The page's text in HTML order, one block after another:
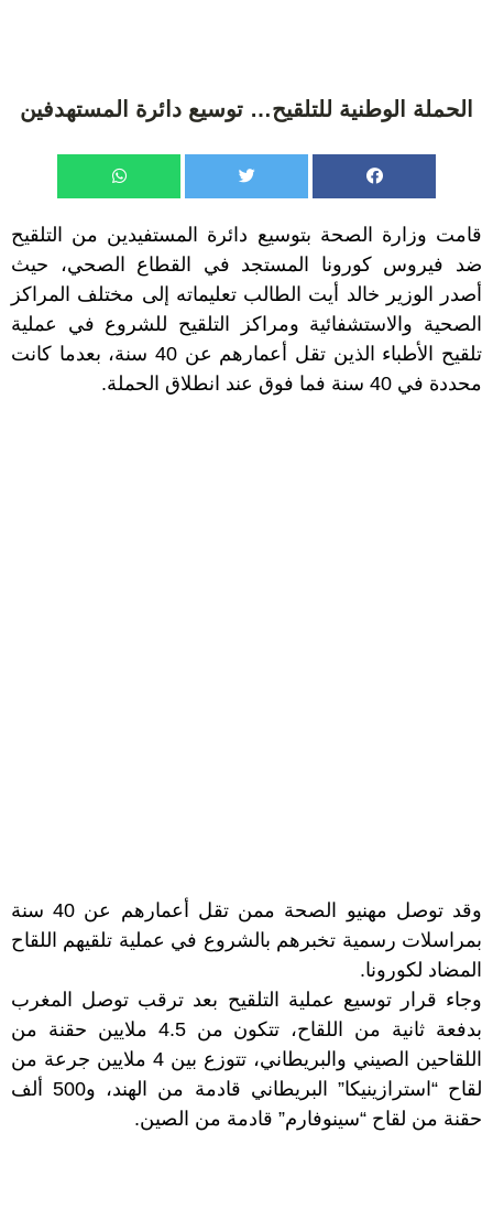
الحملة الوطنية للتلقيح… توسيع دائرة المستهدفين
قامت وزارة الصحة بتوسيع دائرة المستفيدين من التلقيح
ضد فيروس كورونا المستجد في القطاع الصحي، حيث
أصدر الوزير خالد أيت الطالب تعليماته إلى مختلف المراكز
الصحية والاستشفائية ومراكز التلقيح للشروع في عملية
تلقيح الأطباء الذين تقل أعمارهم عن 40 سنة، بعدما كانت
محددة في 40 سنة فما فوق عند انطلاق الحملة.
وقد توصل مهنيو الصحة ممن تقل أعمارهم عن 40 سنة
بمراسلات رسمية تخبرهم بالشروع في عملية تلقيهم اللقاح
المضاد لكورونا.
وجاء قرار توسيع عملية التلقيح بعد ترقب توصل المغرب
بدفعة ثانية من اللقاح، تتكون من 4.5 ملايين حقنة من
اللقاحين الصيني والبريطاني، تتوزع بين 4 ملايين جرعة من
لقاح “استرازينيكا” البريطاني قادمة من الهند، و500 ألف
حقنة من لقاح “سينوفارم” قادمة من الصين.